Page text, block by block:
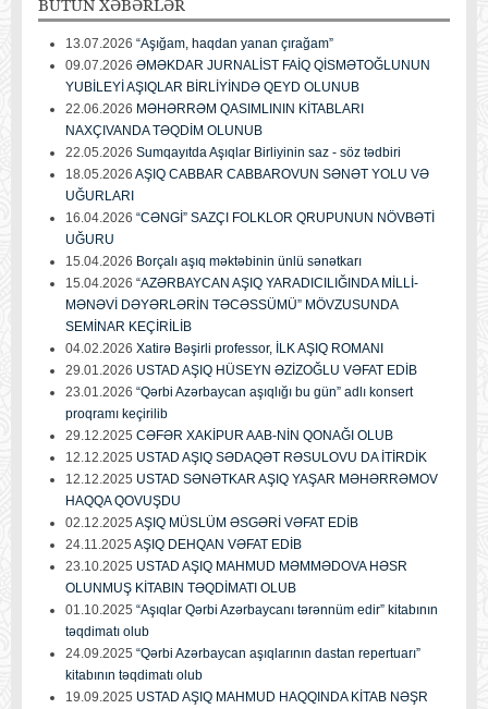
13.07.2026 “Aşığam, haqdan yanan çırağam”
09.07.2026 ƏMƏKDAR JURNALİST FAİQ QİSMƏTOĞLUNUN
YUBİLEYİ AŞIQLAR BİRLİYİNDƏ QEYD OLUNUB
22.06.2026 MƏHƏRRƏM QASIMLININ KİTABLARI
NAXÇIVANDA TƏQDİM OLUNUB
22.05.2026 Sumqayıtda Aşıqlar Birliyinin saz - söz tədbiri
18.05.2026 AŞIQ CABBAR CABBAROVUN SƏNƏT YOLU VƏ
UĞURLARI
16.04.2026 “CƏNGİ” SAZÇI FOLKLOR QRUPUNUN NÖVBƏTİ
UĞURU
15.04.2026 Borçalı aşıq məktəbinin ünlü sənətkarı
15.04.2026 “AZƏRBAYCAN AŞIQ YARADICILIĞINDA MİLLİ-
MƏNƏVİ DƏYƏRLƏRİN TƏCƏSSÜMÜ” MÖVZUSUNDA
SEMİNAR KEÇİRİLİB
04.02.2026 Xatirə Bəşirli professor, İLK AŞIQ ROMANI
29.01.2026 USTAD AŞIQ HÜSEYN ƏZİZOĞLU VƏFAT EDİB
23.01.2026 “Qərbi Azərbaycan aşıqlığı bu gün” adlı konsert
proqramı keçirilib
29.12.2025 CƏFƏR XAKİPUR AAB-NİN QONAĞI OLUB
12.12.2025 USTAD AŞIQ SƏDAQƏT RƏSULOVU DA İTİRDİK
12.12.2025 USTAD SƏNƏTKAR AŞIQ YAŞAR MƏHƏRRƏMOV
HAQQA QOVUŞDU
02.12.2025 AŞIQ MÜSLÜM ƏSGƏRİ VƏFAT EDİB
24.11.2025 AŞIQ DEHQAN VƏFAT EDİB
23.10.2025 USTAD AŞIQ MAHMUD MƏMMƏDOVA HƏSR
OLUNMUŞ KİTABIN TƏQDİMATI OLUB
01.10.2025 “Aşıqlar Qərbi Azərbaycanı tərənnüm edir” kitabının
təqdimatı olub
24.09.2025 “Qərbi Azərbaycan aşıqlarının dastan repertuarı”
kitabının təqdimatı olub
19.09.2025 USTAD AŞIQ MAHMUD HAQQINDA KİTAB NƏŞR